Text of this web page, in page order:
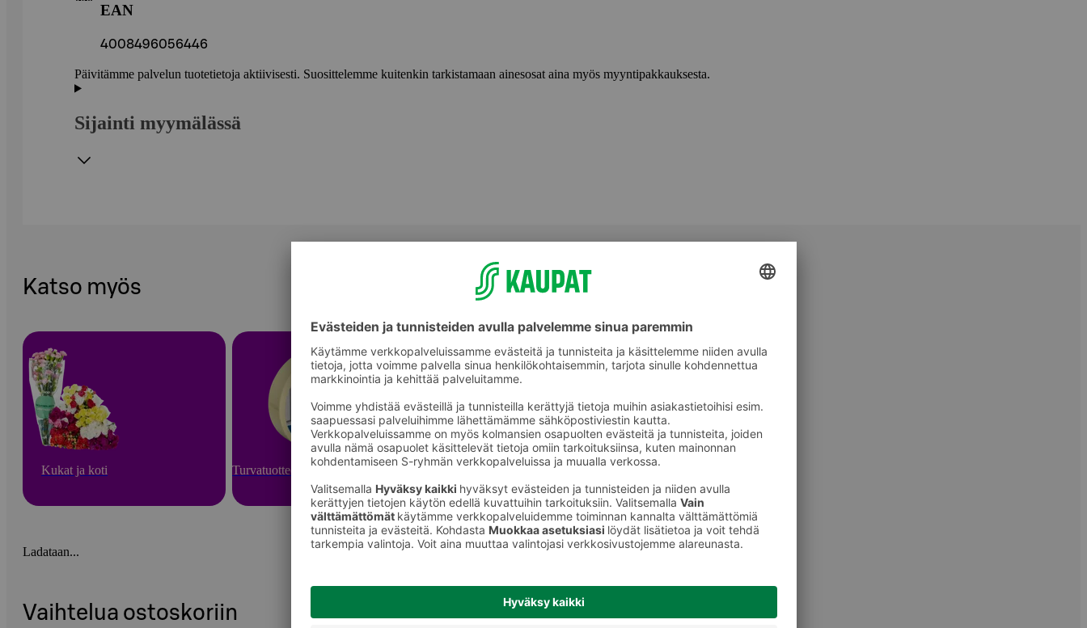
EAN
4008496056446
Päivitämme palvelun tuotetietoja aktiivisesti. Suosittelemme kuitenkin tarkistamaan ainesosat aina myös myyntipakkauksesta.
Sijainti myymälässä
Katso myös
Kukat ja koti Turvatuotteet ja arjen apuvälineet Taskulamput ja valaisimet
Ladataan...
Vaihtelua ostoskoriin